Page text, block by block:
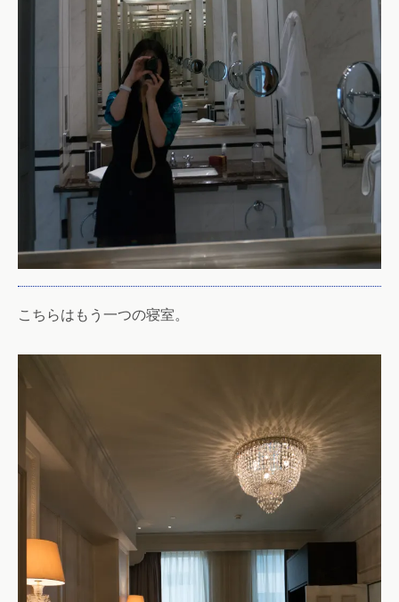
こちらはもう一つの寝室。